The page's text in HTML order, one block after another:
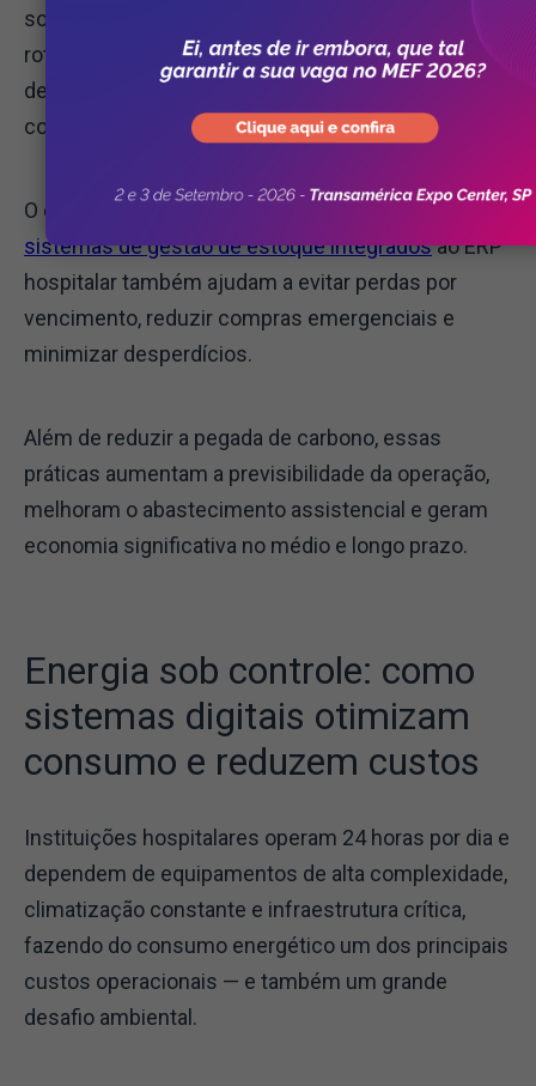
soluções de gestão logística permitem planejar
rotas mais eficientes, reduzir deslocamentos
desnecessários e diminuir consumo de
combustível e emissões.
O controle inteligente de suprimentos, com
sistemas de gestão de estoque integradosao ERP
hospitalar também ajudam a evitar perdas por
vencimento, reduzir compras emergenciais e
minimizar desperdícios.
Além de reduzir a pegada de carbono, essas
práticas aumentam a previsibilidade da operação,
melhoram o abastecimento assistencial e geram
economia significativa no médio e longo prazo.
Energia sob controle: como
sistemas digitais otimizam
consumo e reduzem custos
Instituições hospitalares operam 24 horas por dia e
dependem de equipamentos de alta complexidade,
climatização constante e infraestrutura crítica,
fazendo do consumo energético um dos principais
custos operacionais — e também um grande
desafio ambiental.